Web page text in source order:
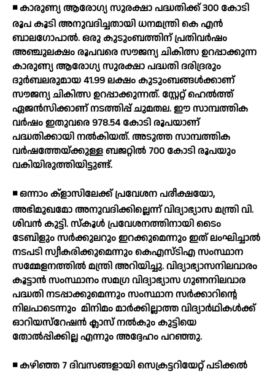
◾ കാരുണ്യ ആരോഗ്യ സുരക്ഷാ പദ്ധതിക്ക് 300 കോടി
രൂപ കൂടി അനുവദിച്ചതായി ധനമന്ത്രി കെ എന്‍
ബാലഗോപാല്‍. ഒരു കുടുംബത്തിന് പ്രതിവര്‍ഷം
അഞ്ചുലക്ഷം രൂപവരെ സൗജന്യ ചികിത്സ ഉറപ്പാക്കുന്ന
കാരുണ്യ ആരോഗ്യ സുരക്ഷാ പദ്ധതി ദരിദ്രരും
ദുര്‍ബലരുമായ 41.99 ലക്ഷം കുടുംബങ്ങള്‍ക്കാണ്
സൗജന്യ ചികിത്സ ഉറപ്പാക്കുന്നത്. സ്റ്റേറ്റ് ഹെല്‍ത്ത്
ഏജന്‍സിക്കാണ് നടത്തിപ്പ് ചുമതല. ഈ സാമ്പത്തിക
വര്‍ഷം ഇതുവരെ 978.54 കോടി രൂപയാണ്
പദ്ധതിക്കായി നല്‍കിയത്. അടുത്ത സാമ്പത്തിക
വര്‍ഷത്തേയ്ക്കുള്ള ബജറ്റില്‍ 700 കോടി രൂപയും
വകിയിരുത്തിയിട്ടുണ്ട്.
◾ ഒന്നാം ക്‌ളാസിലേക്ക് പ്രവേശന പരീക്ഷയോ,
അഭിമുഖമോ അനുവദിക്കില്ലെന്ന് വിദ്യാഭ്യാസ മന്ത്രി വി.
ശിവന്‍ കുട്ടി. സ്‌കൂള്‍ പ്രവേശനത്തിനായി ടൈം
ടേബിളും സര്‍ക്കുലറും ഇറക്കുമെന്നും ഇത് ലംഘിച്ചാല്‍
നടപടി സ്വീകരിക്കുമെന്നും കെഎസ്ടിഎ സംസ്ഥാന
സമ്മേളനത്തില്‍ മന്ത്രി അറിയിച്ചു. വിദ്യാഭ്യാസനിലവാരം
കൂട്ടാന്‍ സംസ്ഥാനം സമഗ്ര വിദ്യാഭ്യാസ ഗുണനിലവാര
പദ്ധതി നടപ്പാക്കുമെന്നും സംസ്ഥാന സര്‍ക്കാറിന്റെ
നിലപാടെന്നും മിനിമം മാര്‍ക്കില്ലാത്ത വിദ്യാര്‍ഥികള്‍ക്ക്
ഓറിയസ്റേഷന്‍ ക്ലാസ് നല്‍കും കുട്ടിയെ
തോല്‍പ്പിക്കില്ല എന്നും അദ്ദേഹം പറഞ്ഞു.
◾ കഴിഞ്ഞ 7 ദിവസങ്ങളായി സെക്രട്ടറിയേറ്റ് പടിക്കല്‍